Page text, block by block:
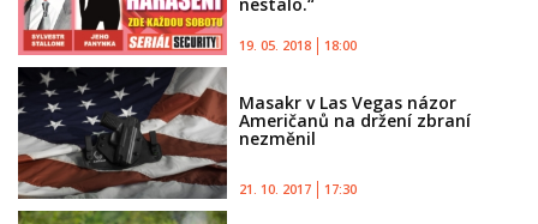
19. 05. 2018 18:00
Masakr v Las Vegas názor
Američanů na držení zbraní
nezměnil
21. 10. 2017 17:30